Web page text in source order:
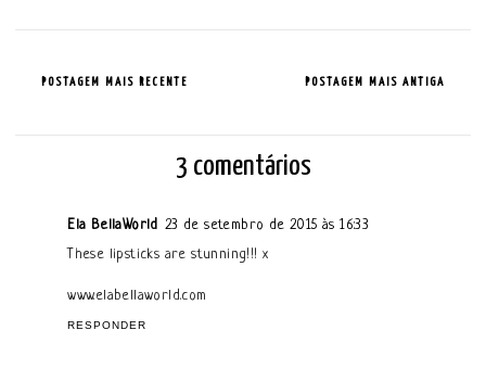
POSTAGEM MAIS RECENTE POSTAGEM MAIS ANTIGA
3 comentários
Ela BellaWorld 23 de setembro de 2015 às 16:33
These lipsticks are stunning!!! x
www.elabellaworld.com
RESPONDER